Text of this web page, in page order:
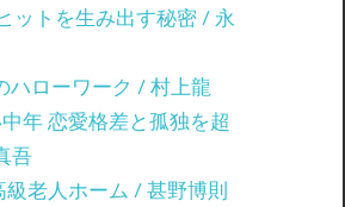
ットを生み出す秘密 / 永
ハローワーク / 村上龍
年 恋愛格差と孤独を超
吾
級老人ホーム / 甚野博則